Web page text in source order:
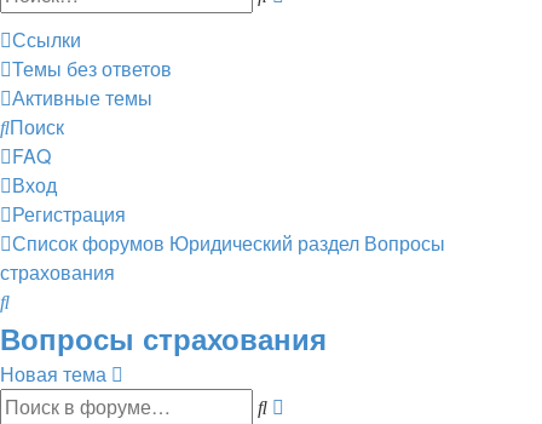
Ссылки
Темы без ответов
Активные темы
Поиск
FAQ
Вход
Регистрация
Список форумов Юридический раздел Вопросы
страхования
Поиск
Вопросы страхования
Новая тема
Поиск